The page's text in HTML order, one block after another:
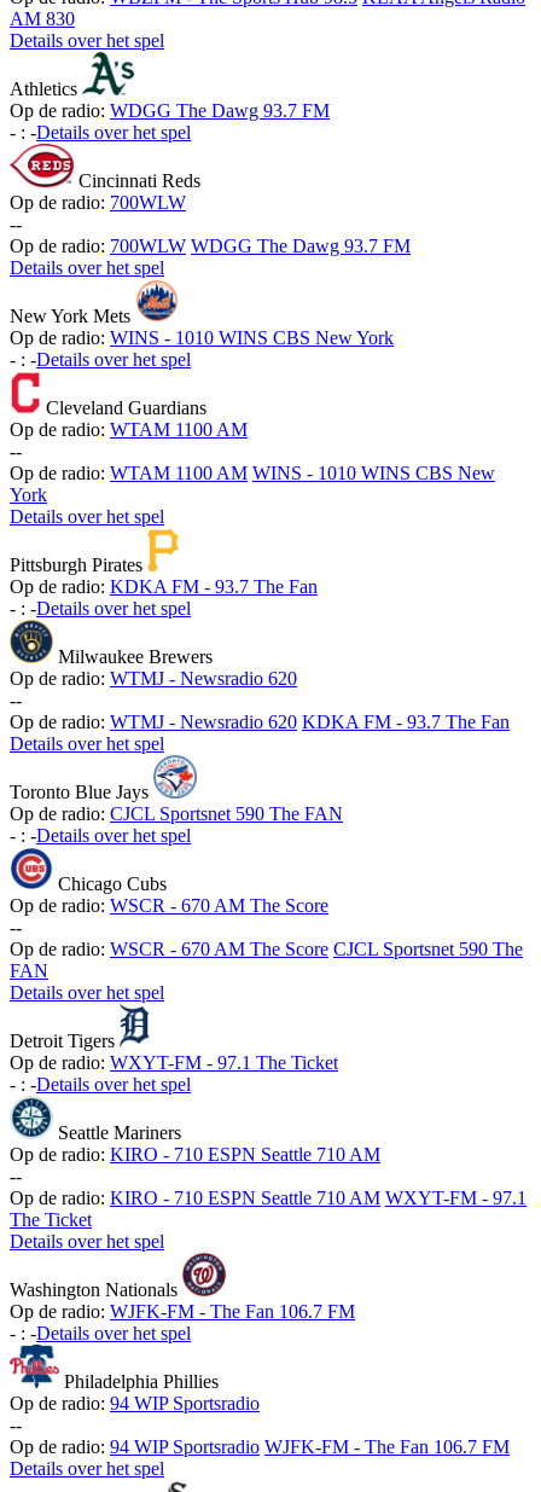
AM 830
Details over het spel
Athletics
Op de radio: WDGG The Dawg 93.7 FM
- : -Details over het spel
Cincinnati Reds
Op de radio: 700WLW
--
Op de radio: 700WLW WDGG The Dawg 93.7 FM
Details over het spel
New York Mets
Op de radio: WINS - 1010 WINS CBS New York
- : -Details over het spel
Cleveland Guardians
Op de radio: WTAM 1100 AM
--
Op de radio: WTAM 1100 AM WINS - 1010 WINS CBS New
York
Details over het spel
Pittsburgh Pirates
Op de radio: KDKA FM - 93.7 The Fan
- : -Details over het spel
Milwaukee Brewers
Op de radio: WTMJ - Newsradio 620
--
Op de radio: WTMJ - Newsradio 620 KDKA FM - 93.7 The Fan
Details over het spel
Toronto Blue Jays
Op de radio: CJCL Sportsnet 590 The FAN
- : -Details over het spel
Chicago Cubs
Op de radio: WSCR - 670 AM The Score
--
Op de radio: WSCR - 670 AM The Score CJCL Sportsnet 590 The
FAN
Details over het spel
Detroit Tigers
Op de radio: WXYT-FM - 97.1 The Ticket
- : -Details over het spel
Seattle Mariners
Op de radio: KIRO - 710 ESPN Seattle 710 AM
--
Op de radio: KIRO - 710 ESPN Seattle 710 AM WXYT-FM - 97.1
The Ticket
Details over het spel
Washington Nationals
Op de radio: WJFK-FM - The Fan 106.7 FM
- : -Details over het spel
Philadelphia Phillies
Op de radio: 94 WIP Sportsradio
--
Op de radio: 94 WIP Sportsradio WJFK-FM - The Fan 106.7 FM
Details over het spel